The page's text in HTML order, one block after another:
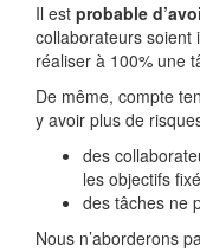
Il est probable
collaborateurs soient
réaliser à 100% une
De même, compte
y avoir plus de
des
les objectifs
des tâches ne
Nous n’aborderons